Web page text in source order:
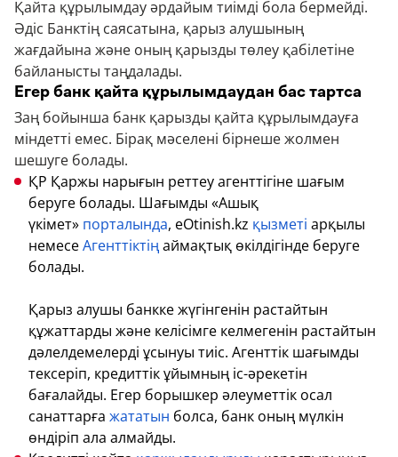
Қайта құрылымдау әрдайым тиімді бола бермейді.
Әдіс Банктің саясатына, қарыз алушының
жағдайына және оның қарызды төлеу қабілетіне
байланысты таңдалады.
Егер банк қайта құрылымдаудан бас тартса
Заң бойынша банк қарызды қайта құрылымдауға
міндетті емес. Бірақ мәселені бірнеше жолмен
шешуге болады.
ҚР Қаржы нарығын реттеу агенттігіне шағым
беруге болады. Шағымды «Ашық
үкімет» порталында, eOtinish.kz қызметі арқылы
немесеАгенттіктіңаймақтық өкілдігінде беруге
болады.
Қарыз алушы банкке жүгінгенін растайтын
құжаттарды және келісімге келмегенін растайтын
дәлелдемелерді ұсынуы тиіс. Агенттік шағымды
тексеріп, кредиттік ұйымның іс-әрекетін
бағалайды. Егер борышкер әлеуметтік осал
санаттарға жататын болса, банк оның мүлкін
өндіріп ала алмайды.